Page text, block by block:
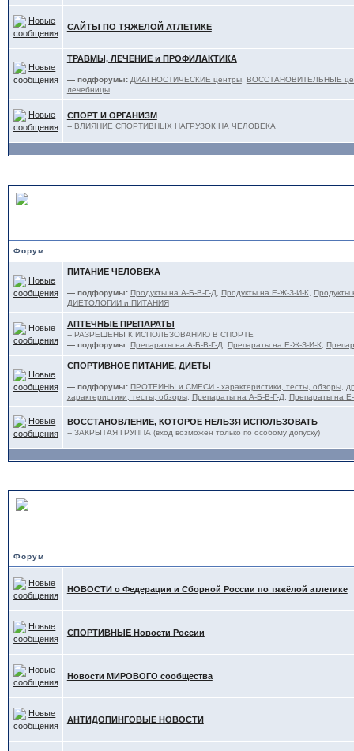
САЙТЫ ПО ТЯЖЕЛОЙ АТЛЕТИКЕ
ТРАВМЫ, ЛЕЧЕНИЕ и ПРОФИЛАКТИКА
— подфорумы: ДИАГНОСТИЧЕСКИЕ центры, ВОССТАНОВИТЕЛЬНЫЕ
лечебницы
СПОРТ И ОРГАНИЗМ
-- ВЛИЯНИЕ СПОРТИВНЫХ НАГРУЗОК НА ЧЕЛОВЕКА
Форум
ПИТАНИЕ ЧЕЛОВЕКА
— подфорумы: Продукты на А-Б-В-Г-Д Продукты на Е-Ж-З-И-К,
ДИЕТОЛОГИИ и ПИТАНИЯ
АПТЕЧНЫЕ ПРЕПАРАТЫ
-- РАЗРЕШЕНЫ К ИСПОЛЬЗОВАНИЮ В СПОРТЕ
— подфорумы: Препараты на А-Б-В-Г-Д Препараты на Е-Ж-З-И-К,
СПОРТИВНОЕ ПИТАНИЕ, ДИЕТЫ
— подфорумы: ПРОТЕИНЫ и СМЕСИ - характеристики, тесты, обзоры,
характеристики, тесты, обзоры, Препараты на А-Б-В-Г-Д Препараты на
ВОССТАНОВЛЕНИЕ, КОТОРОЕ НЕЛЬЗЯ ИСПОЛЬЗОВАТЬ
-- ЗАКРЫТАЯ ГРУППА (вход возможен только по особому допуску)
Форум
НОВОСТИ о Федерации и Сборной России по тяжёлой атлетике
СПОРТИВНЫЕ Новости России
Новости МИРОВОГО сообщества
АНТИДОПИНГОВЫЕ НОВОСТИ